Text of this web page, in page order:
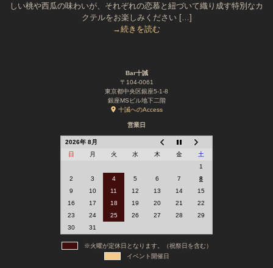
しい桃や西瓜の味わいが、それぞれの恋慕と紐づいて織り成す特別なカ
クテルをお楽しみください […]
→続きを読む
Bar十誡
〒104-0061
東京都中央区銀座5-1-8
銀座MSビル地下二階
十誡へのAccess
営業日
2026年 8月
日
月 火 水 木 金
土
1
2
3 4 5 6 7
8
9
10 11 12 13 14
15
16
17 18 19 20 21
22
23
24 25 26 27 28
29
30
31
※火曜が定休日となります。（祝祭日を含む）
イベント開催日